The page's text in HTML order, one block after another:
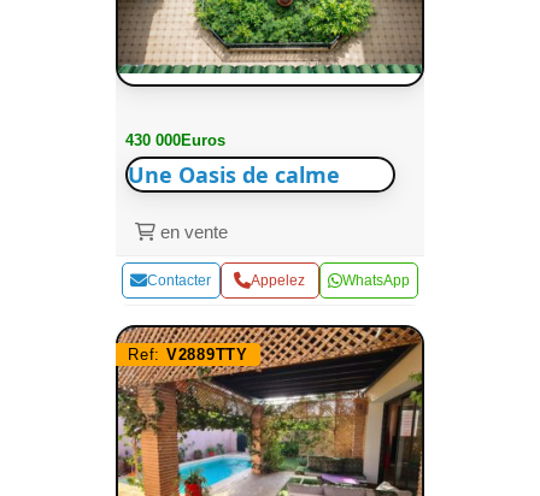
430 000Euros
Une Oasis de calme
en vente
Contacter Appelez WhatsApp
Ref: V2889TTY